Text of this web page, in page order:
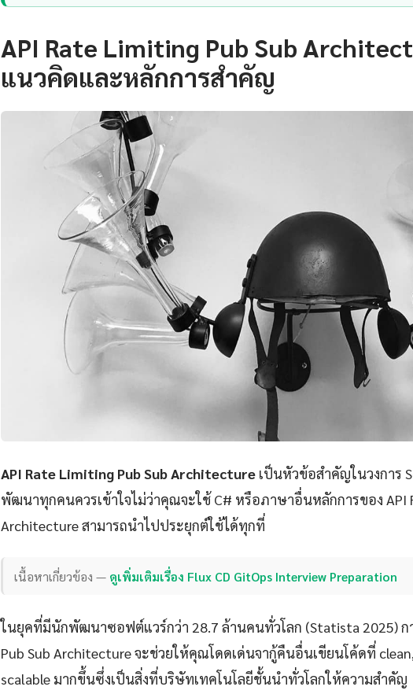
API Rate Limiting Pub Sub
แนวคิดและหลักการสำคัญ
API Rate Limiting Pub Sub Architecture เป็นหัวข้อสำคัญในวงการ
พัฒนาทุกคนควรเข้าใจไม่ว่าคุณจะใช้ C# หรือภาษาอื่นหลักการของ API
Architecture สามารถนำไปประยุกต์ใช้ได้ทุกที่
เนื้อหาเกี่ยวข้อง — ดูเพิ่มเติมเรื่อง Flux CD GitOps Interview Preparation
ในยุคที่มีนักพัฒนาซอฟต์แวร์กว่า 28.7 ล้านคนทั่วโลก (Statista 2025) กา
Pub Sub Architecture จะช่วยให้คุณโดดเด่นจากู้คืนอื่นเขียนโค้ดที่
scalable มากขึ้นซึ่งเป็นสิ่งที่บริษัทเทคโนโลยีชั้นนำทั่วโลกให้ความสำคัญ